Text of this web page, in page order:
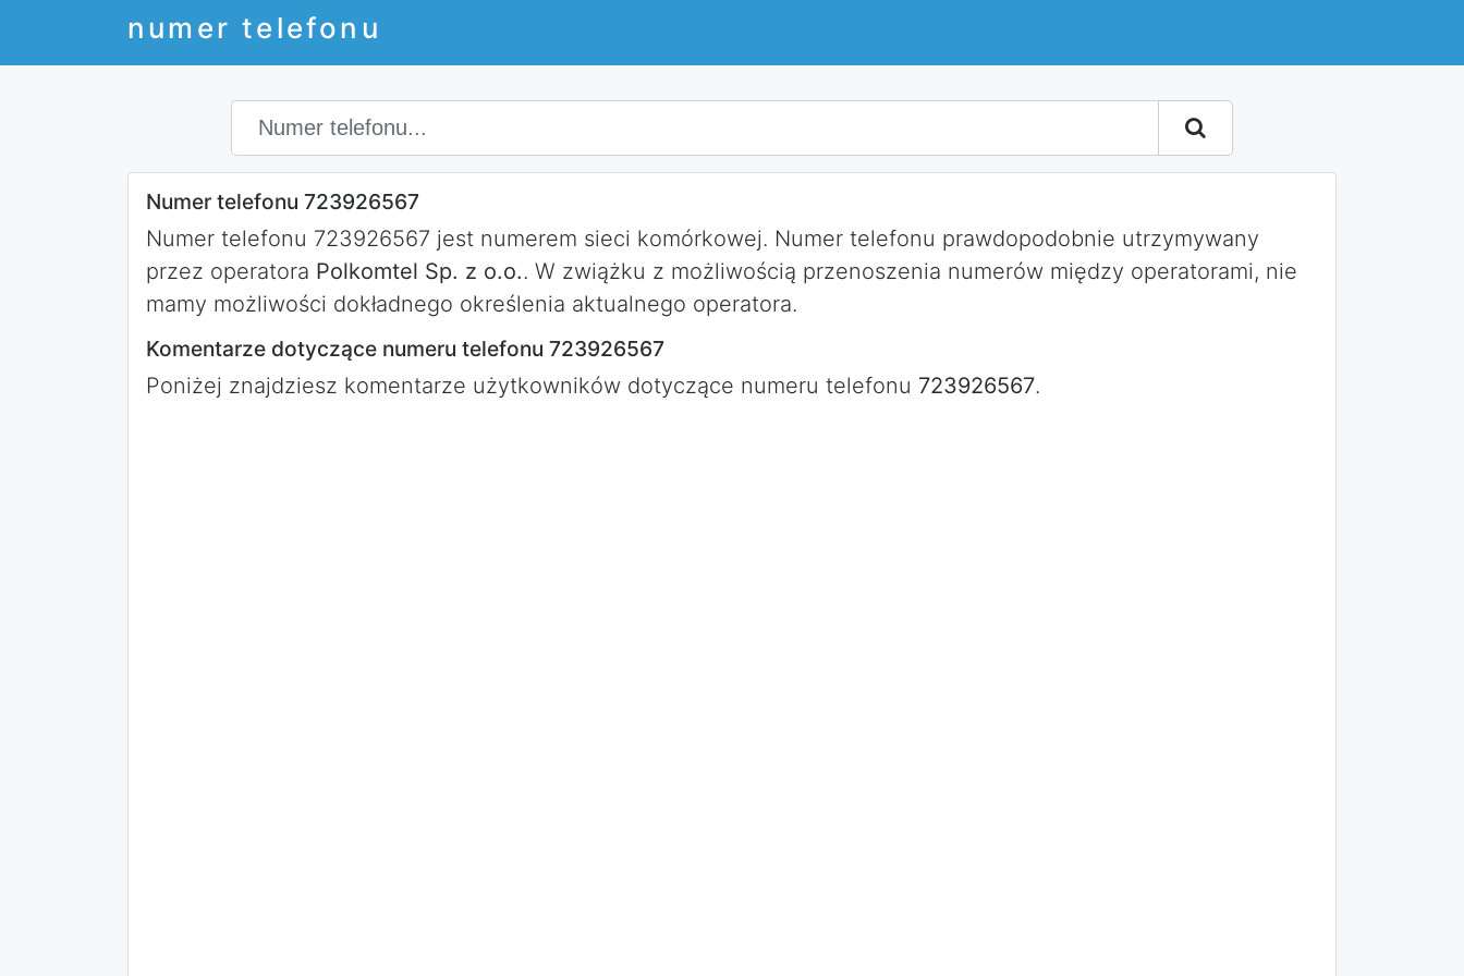
numer telefonu
Numer telefonu 723926567
Numer telefonu 723926567 jest numerem sieci komórkowej. Numer telefonu prawdopodobnie utrzymywany
przez operatora Polkomtel Sp. z o.o.. W zwiążku z możliwością przenoszenia numerów między operatorami, nie
mamy możliwości dokładnego określenia aktualnego operatora.
Komentarze dotyczące numeru telefonu 723926567
Poniżej znajdziesz komentarze użytkowników dotyczące numeru telefonu 723926567.